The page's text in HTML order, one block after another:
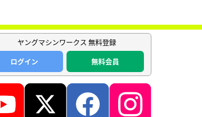
ヤングマシンワークス 無料登録
ログイン
無料会員